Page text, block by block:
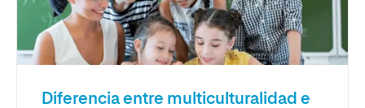
Diferencia entre multiculturalidad e